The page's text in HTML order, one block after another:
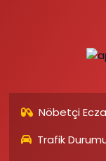
Nöbetçi
Trafik